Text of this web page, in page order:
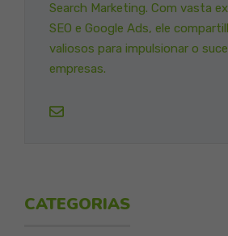
Search Marketing. Com vasta
SEO e Google Ads, ele
valiosos para impulsionar o
empresas.
CATEGORIAS